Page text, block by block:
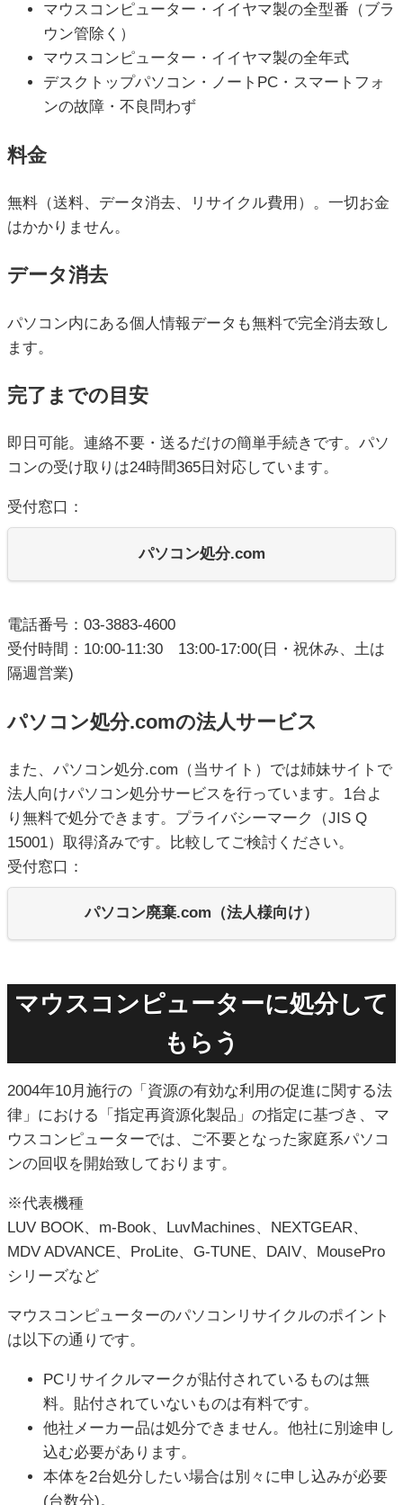
マウスコンピューター・イイヤマ製の全型番（ブラ
ウン管除く）
マウスコンピューター・イイヤマ製の全年式
デスクトップパソコン・ノートPC・スマートフォ
ンの故障・不良問わず
料金
無料（送料、データ消去、リサイクル費用）。一切お金
はかかりません。
データ消去
パソコン内にある個人情報データも無料で完全消去致し
ます。
完了までの目安
即日可能。連絡不要・送るだけの簡単手続きです。パソ
コンの受け取りは24時間365日対応しています。
受付窓口：
パソコン処分.com
電話番号：03-3883-4600
受付時間：10:00-11:30 13:00-17:00(日・祝休み、土は
隔週営業)
パソコン処分.comの法人サービス
また、パソコン処分.com（当サイト）では姉妹サイトで
法人向けパソコン処分サービスを行っています。1台よ
り無料で処分できます。プライバシーマーク（JIS Q
15001）取得済みです。比較してご検討ください。
受付窓口：
パソコン廃棄.com（法人様向け）
マウスコンピューターに処分して
もらう
2004年10月施行の「資源の有効な利用の促進に関する法
律」における「指定再資源化製品」の指定に基づき、マ
ウスコンピューターでは、ご不要となった家庭系パソコ
ンの回収を開始致しております。
※代表機種
LUV BOOK、m-Book、LuvMachines、NEXTGEAR、
MDV ADVANCE、ProLite、G-TUNE、DAIV、MousePro
シリーズなど
マウスコンピューターのパソコンリサイクルのポイント
は以下の通りです。
PCリサイクルマークが貼付されているものは無
料。貼付されていないものは有料です。
他社メーカー品は処分できません。他社に別途申し
込む必要があります。
本体を2台処分したい場合は別々に申し込みが必要
(台数分)。